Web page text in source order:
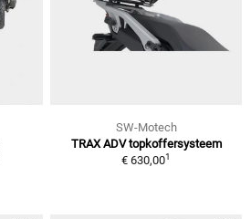
SW-Motech
TRAX ADV topkoffersysteem
€ 630,001